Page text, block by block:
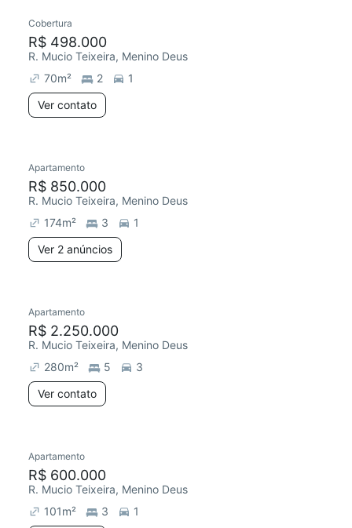
Cobertura
R$ 498.000
R. Mucio Teixeira, Menino Deus
70m² 2
1
Ver contato
Apartamento
R$ 850.000
R. Mucio Teixeira, Menino Deus
174m² 3
1
Ver 2 anúncios
Apartamento
R$ 2.250.000
R. Mucio Teixeira, Menino Deus
280m² 5
3
Ver contato
Apartamento
R$ 600.000
R. Mucio Teixeira, Menino Deus
101m² 3
1